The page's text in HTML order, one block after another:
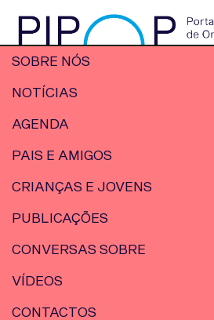
SOBRE NÓS
NOTÍCIAS
AGENDA
PAIS E AMIGOS
CRIANÇAS E JOVENS
PUBLICAÇÕES
CONVERSAS SOBRE
VÍDEOS
CONTACTOS